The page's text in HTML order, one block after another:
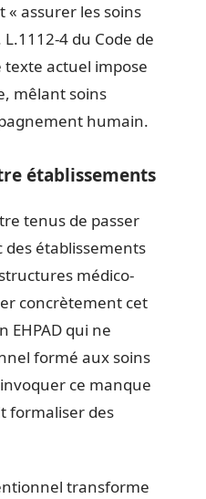
« assurer les soins
4 du Code de
texte actuel impose
mêlant soins
humain.
établissements
tenus de passer
des établissements
médico-
concrètement cet
EHPAD qui ne
formé aux soins
ce manque
formaliser des
transforme